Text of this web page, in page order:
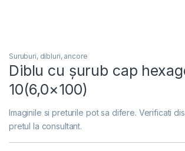
Suruburi, dibluri, ancore
Diblu cu șurub cap
10(6,0×100)
Imaginile si preturile pot sa difere. Verificati
pretul la consultant.